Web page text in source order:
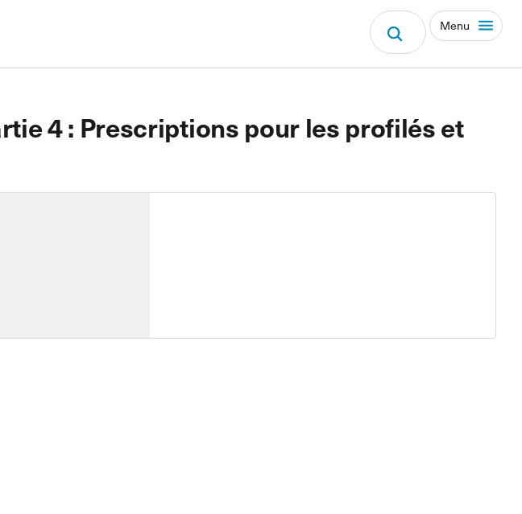
Menu
4 : Prescriptions pour les profilés et